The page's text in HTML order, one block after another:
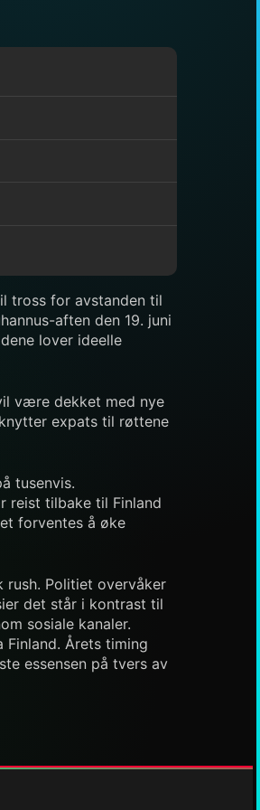
tross for avstanden til
aften den 19. juni
lover ideelle
være dekket med nye
expats til røttene
tusenvis.
reist tilbake til Finland
forventes å øke
rush. Politiet overvåker
det står i kontrast til
sosiale kanaler.
Årets timing
essensen på tvers av